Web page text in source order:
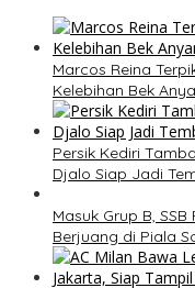
Marcos Reina
Kelebihan Bek
Persik Kediri
Djalo Siap Jadi
Masuk Grup B,
Berjuang di Piala